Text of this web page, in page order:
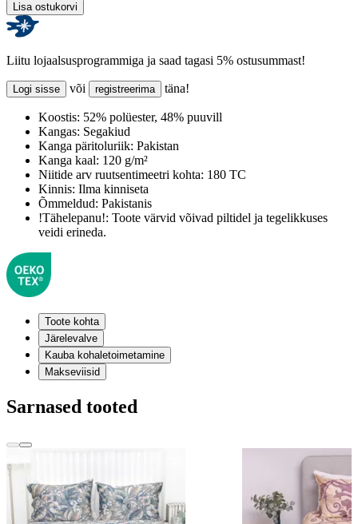
Lisa ostukorvi
Liitu lojaalsusprogrammiga ja saad tagasi 5% ostusummast!
Logi sisse või registreerima täna!
Koostis: 52% polüester, 48% puuvill
Kangas: Segakiud
Kanga päritoluriik: Pakistan
Kanga kaal: 120 g/m²
Niitide arv ruutsentimeetri kohta: 180 TC
Kinnis: Ilma kinniseta
Õmmeldud: Pakistanis
!Tähelepanu!: Toote värvid võivad piltidel ja tegelikkuses
veidi erineda.
Toote kohta
Järelevalve
Kauba kohaletoimetamine
Makseviisid
Sarnased tooted